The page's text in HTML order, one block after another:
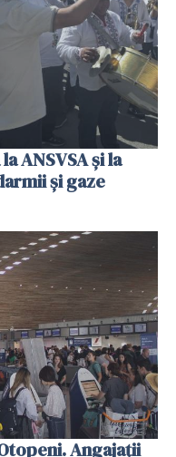
ANSVSA și la
și gaze
Angajații